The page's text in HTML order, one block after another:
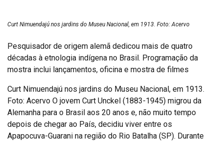
Curt Nimuendajú nos jardins do Museu Nacional, em 1913. Foto: Acervo
Pesquisador de origem alemã dedicou mais de quatro
décadas à etnologia indígena no Brasil. Programação da
mostra inclui lançamentos, oficina e mostra de filmes
Curt Nimuendajú nos jardins do Museu Nacional, em 1913.
Foto: Acervo O jovem Curt Unckel (1883-1945) migrou da
Alemanha para o Brasil aos 20 anos e, não muito tempo
depois de chegar ao País, decidiu viver entre os
Apapocuva-Guarani na região do Rio Batalha (SP). Durante